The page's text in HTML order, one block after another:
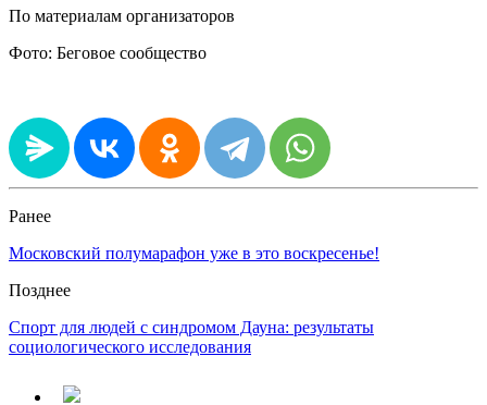
По материалам организаторов
Фото: Беговое сообщество
Ранее
Московский полумарафон уже в это воскресенье!
Позднее
Спорт для людей с синдромом Дауна: результаты
социологического исследования